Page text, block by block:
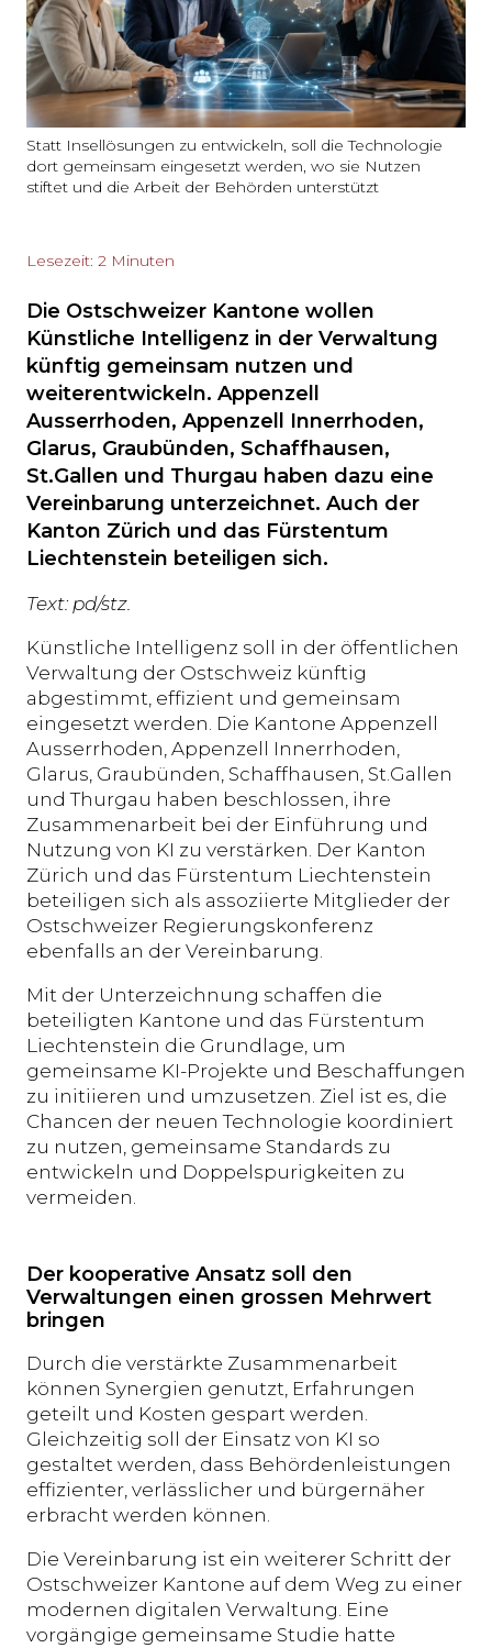
Statt Insellösungen zu entwickeln, soll die Technologie
dort gemeinsam eingesetzt werden, wo sie Nutzen
stiftet und die Arbeit der Behörden unterstützt
Lesezeit: 2 Minuten
Die Ostschweizer Kantone wollen
Künstliche Intelligenz in der Verwaltung
künftig gemeinsam nutzen und
weiterentwickeln. Appenzell
Ausserrhoden, Appenzell Innerrhoden,
Glarus, Graubünden, Schaffhausen,
St.Gallen und Thurgau haben dazu eine
Vereinbarung unterzeichnet. Auch der
Kanton Zürich und das Fürstentum
Liechtenstein beteiligen sich.
Text: pd/stz.
Künstliche Intelligenz soll in der öffentlichen
Verwaltung der Ostschweiz künftig
abgestimmt, effizient und gemeinsam
eingesetzt werden. Die Kantone Appenzell
Ausserrhoden, Appenzell Innerrhoden,
Glarus, Graubünden, Schaffhausen, St.Gallen
und Thurgau haben beschlossen, ihre
Zusammenarbeit bei der Einführung und
Nutzung von KI zu verstärken. Der Kanton
Zürich und das Fürstentum Liechtenstein
beteiligen sich als assoziierte Mitglieder der
Ostschweizer Regierungskonferenz
ebenfalls an der Vereinbarung.
Mit der Unterzeichnung schaffen die
beteiligten Kantone und das Fürstentum
Liechtenstein die Grundlage, um
gemeinsame KI-Projekte und Beschaffungen
zu initiieren und umzusetzen. Ziel ist es, die
Chancen der neuen Technologie koordiniert
zu nutzen, gemeinsame Standards zu
entwickeln und Doppelspurigkeiten zu
vermeiden.
Der kooperative Ansatz soll den
Verwaltungen einen grossen Mehrwert
bringen
Durch die verstärkte Zusammenarbeit
können Synergien genutzt, Erfahrungen
geteilt und Kosten gespart werden.
Gleichzeitig soll der Einsatz von KI so
gestaltet werden, dass Behördenleistungen
effizienter, verlässlicher und bürgernäher
erbracht werden können.
Die Vereinbarung ist ein weiterer Schritt der
Ostschweizer Kantone auf dem Weg zu einer
modernen digitalen Verwaltung. Eine
vorgängige gemeinsame Studie hatte